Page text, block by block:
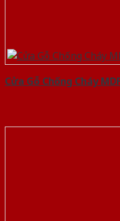
Cửa Gỗ Chống Cháy